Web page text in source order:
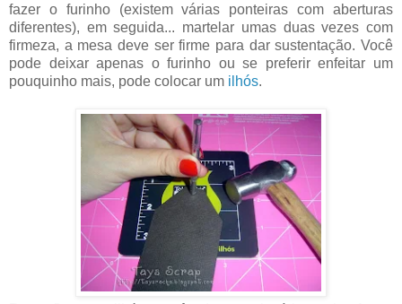
fazer o furinho (existem várias ponteiras com aberturas
diferentes), em seguida... martelar umas duas vezes com
firmeza, a mesa deve ser firme para dar sustentação. Você
pode deixar apenas o furinho ou se preferir enfeitar um
pouquinho mais, pode colocar um ilhós.